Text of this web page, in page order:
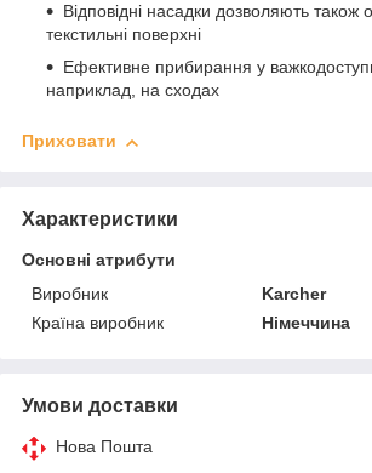
Відповідні насадки дозволяють також
текстильні поверхні
Ефективне прибирання у
наприклад, на сходах
Приховати
Характеристики
Основні атрибути
Виробник
Karcher
Країна виробник
Німеччина
Умови доставки
Нова Пошта